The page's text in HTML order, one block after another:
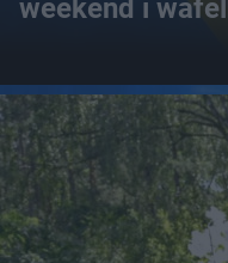
weekend i